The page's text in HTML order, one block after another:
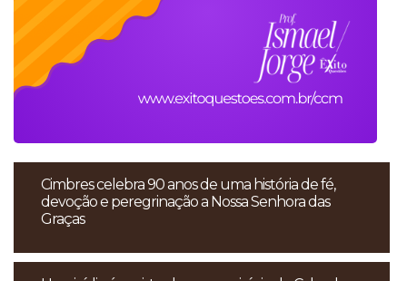
Cimbres celebra 90 anos de uma história de fé,
devoção e peregrinação a Nossa Senhora das
Graças